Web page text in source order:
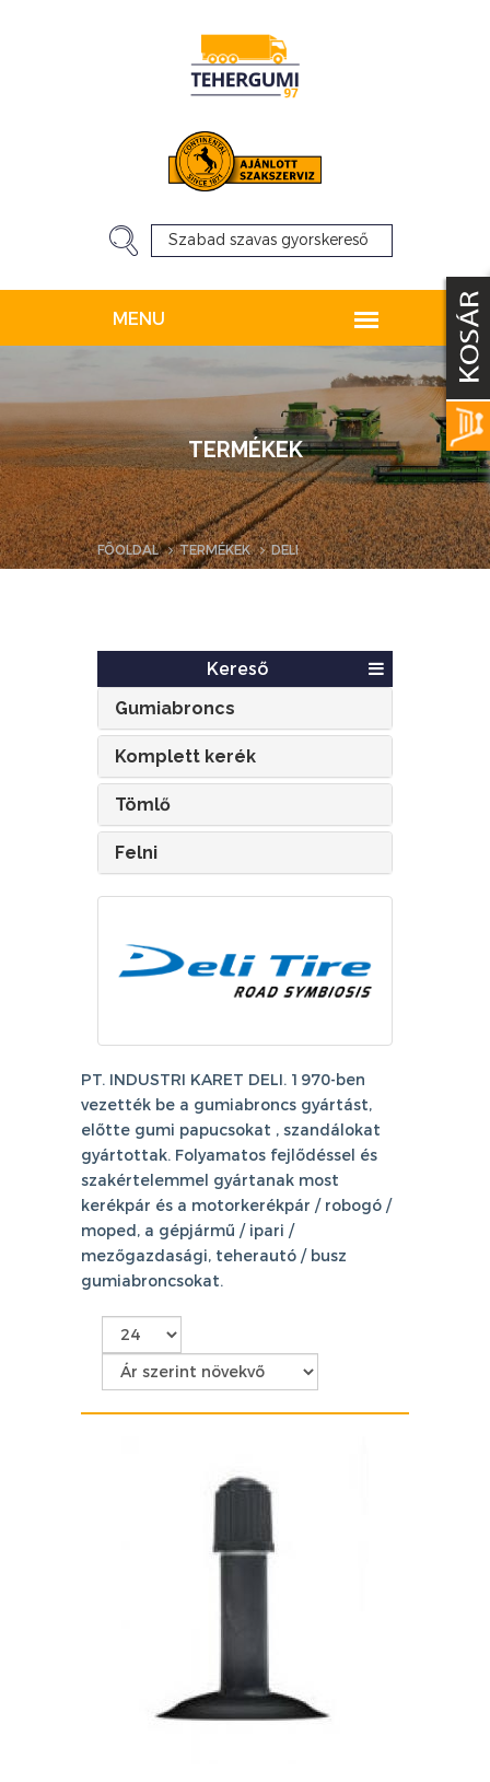
TERMÉKEK
FŐOLDAL TERMÉKEK DELI
Kereső
Gumiabroncs
Komplett kerék
Tömlő
Felni
PT. INDUSTRI KARET DELI. 1970-ben
vezették be a gumiabroncs gyártást,
előtte gumi papucsokat , szandálokat
gyártottak. Folyamatos fejlődéssel és
szakértelemmel gyártanak most
kerékpár és a motorkerékpár / robogó /
moped, a gépjármű / ipari /
mezőgazdasági, teherautó / busz
gumiabroncsokat.